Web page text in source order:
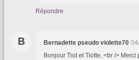
Répondre
B Bernadette pseudo violette70
Bonjour Tiot et Tiotte, <br />